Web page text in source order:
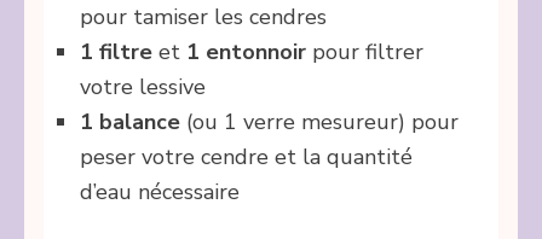
pour tamiser les cendres
1 filtre et 1 entonnoir pour filtrer
votre lessive
1 balance (ou 1 verre mesureur) pour
peser votre cendre et la quantité
d’eau nécessaire